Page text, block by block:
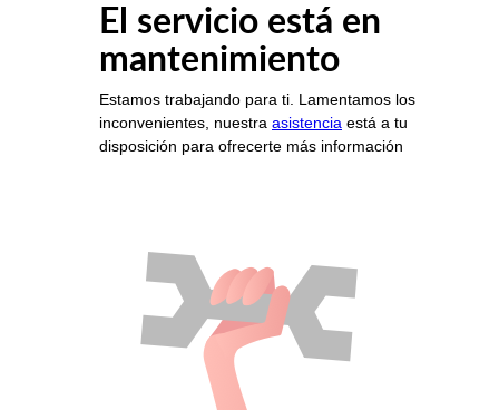
El servicio está en
mantenimiento
Estamos trabajando para ti. Lamentamos los
inconvenientes, nuestra asistencia está a tu
disposición para ofrecerte más información